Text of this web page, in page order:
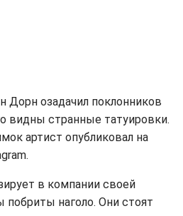
Дорн озадачил поклонников
видны странные татуировки.
артист опубликовал на
в компании своей
наголо. Они стоят